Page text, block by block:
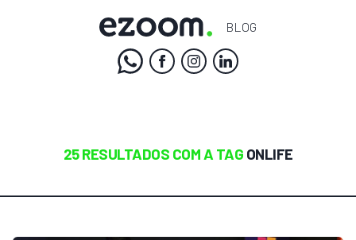
BLOG
25 RESULTADOS COM A TAG ONLIFE